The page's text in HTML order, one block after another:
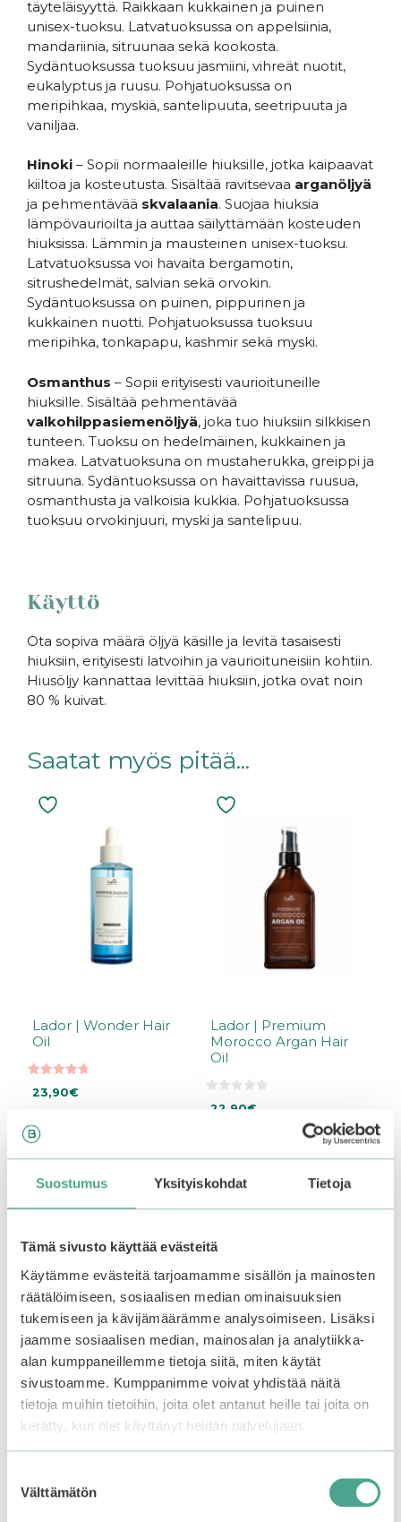
Suostumus Yksityiskohdat Tietoja
Tämä sivusto käyttää evästeitä
Käytämme evästeitä tarjoamamme sisällön ja mainosten
räätälöimiseen, sosiaalisen median ominaisuuksien
tukemiseen ja kävijämäärämme analysoimiseen. Lisäksi
jaamme sosiaalisen median, mainosalan ja analytiikka-
alan kumppaneillemme tietoja siitä, miten käytät
sivustoamme. Kumppanimme voivat yhdistää näitä
tietoja muihin tietoihin, joita olet antanut heille tai joita on
kerätty, kun olet käyttänyt heidän palvelujaan.
valinta
Välttämätön
täyteläisyyttä. Raikkaan kukkainen ja puinen
unisex-tuoksu. Latvatuoksussa on appelsiinia,
mandariinia, sitruunaa sekä kookosta.
Sydäntuoksussa tuoksuu jasmiini, vihreät nuotit,
eukalyptus ja ruusu. Pohjatuoksussa on
meripihkaa, myskiä, santelipuuta, seetripuuta ja
vaniljaa.
Hinoki – Sopii normaaleille hiuksille, jotka kaipaavat
kiiltoa ja kosteutusta. Sisältää ravitsevaa arganöljyä
ja pehmentävää skvalaania. Suojaa hiuksia
lämpövaurioilta ja auttaa säilyttämään kosteuden
hiuksissa. Lämmin ja mausteinen unisex-tuoksu.
Latvatuoksussa voi havaita bergamotin,
sitrushedelmät, salvian sekä orvokin.
Sydäntuoksussa on puinen, pippurinen ja
kukkainen nuotti. Pohjatuoksussa tuoksuu
meripihka, tonkapapu, kashmir sekä myski.
Osmanthus – Sopii erityisesti vaurioituneille
hiuksille. Sisältää pehmentävää
valkohilppasiemenöljyä, joka tuo hiuksiin silkkisen
tunteen. Tuoksu on hedelmäinen, kukkainen ja
makea. Latvatuoksuna on mustaherukka, greippi ja
sitruuna. Sydäntuoksussa on havaittavissa ruusua,
osmanthusta ja valkoisia kukkia. Pohjatuoksussa
tuoksuu orvokinjuuri, myski ja santelipuu.
Käyttö
Ota sopiva määrä öljyä käsille ja levitä tasaisesti
hiuksiin, erityisesti latvoihin ja vaurioituneisiin kohtiin.
Hiusöljy kannattaa levittää hiuksiin, jotka ovat noin
80 % kuivat.
Saatat myös pitää...
Lador | Wonder Hair
Oil
5:stä
23,90€
Varasto loppu.
odotuslistalle tästä
saat ilmoituksen, kun
tuote on jälleen
saatavilla.
Lador | Premium
Morocco Argan Hair
Oil
22,90€
Varasto loppu.Liity
odotuslistalle tästä, niin
saat ilmoituksen, kun
tuote on jälleen
saatavilla.
ALE
–50%
AYUNCHE | Enhancing